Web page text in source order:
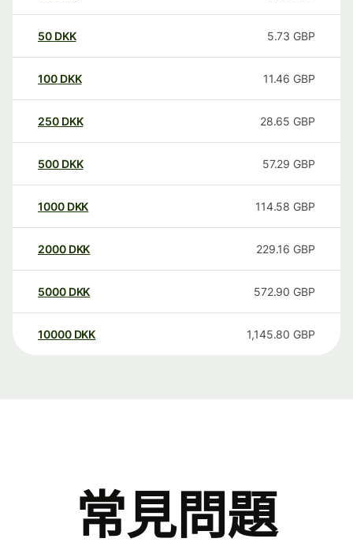
50 DKK 5.73 GBP
100 DKK 11.46 GBP
250 DKK 28.65 GBP
500 DKK 57.29 GBP
1000 DKK 114.58 GBP
2000 DKK 229.16 GBP
5000 DKK 572.90 GBP
10000 DKK 1,145.80 GBP
常見問題